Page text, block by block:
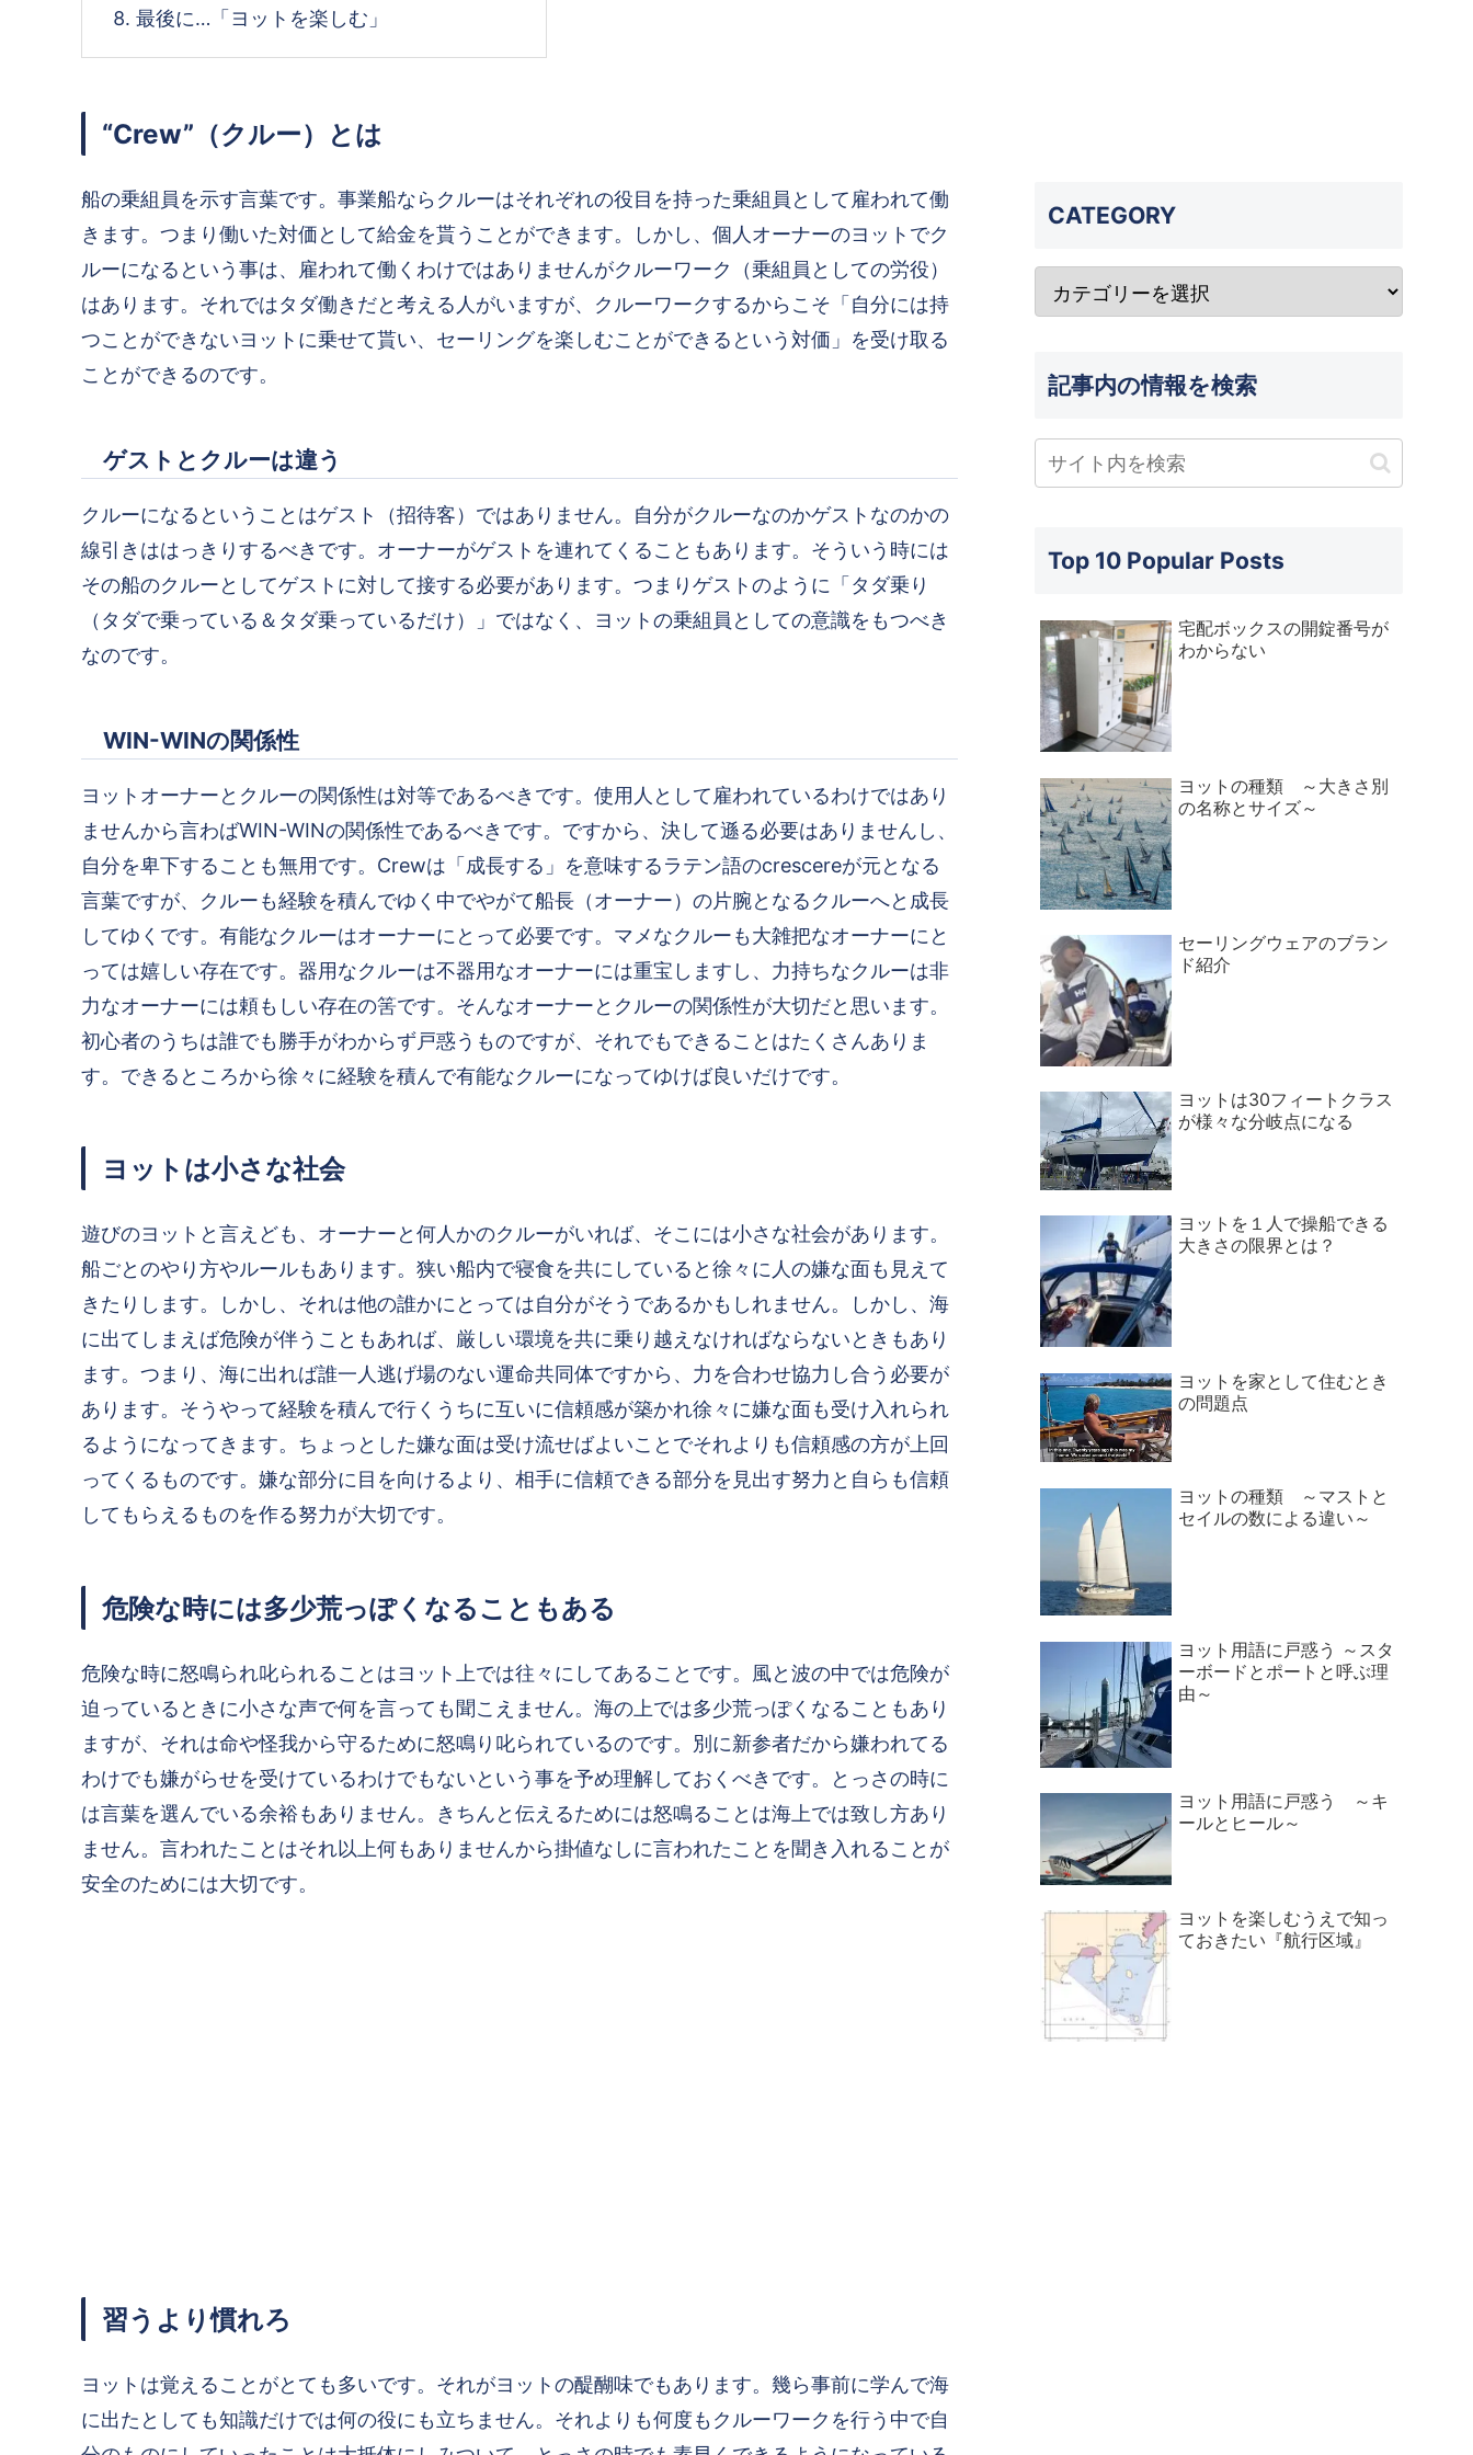
最後に…「ヨットを楽しむ」
“Crew”（クルー）とは
船の乗組員を示す言葉です。事業船ならクルーはそれぞれの役目を持った乗組員として雇われて働
きます。つまり働いた対価として給金を貰うことができます。しかし、個人オーナーのヨットでク
ルーになるという事は、雇われて働くわけではありませんがクルーワーク（乗組員としての労役）
はあります。それではタダ働きだと考える人がいますが、 クルーワークするから こそ「自分には持
つことができないヨットに乗せて貰い、セーリングを楽しむことができる という対価」を受け取る
ことができるのです。
ゲストとクルーは違う
クルーになるということはゲスト（招待客）ではありません。自分がクルーなのかゲストなのかの
線引きははっきりするべきです。オーナーがゲストを連れてくることもあります。そういう時には
その船のクルーとしてゲストに対して接する必要があります。つまりゲストのように「タダ乗り
（タダで乗っている＆タダ乗っているだけ）」ではなく、ヨットの乗組員としての意識をもつべき
なのです。
WIN-WINの関係性
ヨットオーナーとクルーの関係性は対等であるべきです。使用人として雇われているわけではあり
ませんから言わばWIN-WINの関係性であるべきです。ですから、決して遜る必要はありませんし、
自分を卑下することも無用です。Crewは「成長する」を意味するラテン語のcrescereが元となる
言葉ですが、クルーも経験を積んでゆく中でやがて船長（オーナー）の片腕となるクルーへと成長
してゆくです。有能なクルーはオーナーにとって必要です。マメなクルーも大雑把なオーナーにと
っては嬉しい存在です。器用なクルーは不器用なオーナーには重宝しますし、力持ちなクルーは非
力なオーナーには頼もしい存在の筈です。そんなオーナーとクルーの関係性が大切だと思います。
初心者のうちは誰でも勝手がわからず戸惑うものですが、それでもできることはたくさんありま
す。できるところから徐々に経験を積んで有能なクルーになってゆけば良いだけです。
ヨットは小さな社会
遊びのヨットと言えども、オーナーと何人かのクルーがいれば、そこには小さな社会があります。
船ごとのやり方やルールもあります。狭い船内で寝食を共にしていると徐々に人の嫌な面も見えて
きたりします。しかし、それは他の誰かにとっては自分がそうであるかもしれません。しかし、海
に出てしまえば危険が伴うこともあれば、厳しい環境を共に乗り越えなければならないときもあり
ます。つまり、 海に出れば誰一人逃げ場のない運命共同体ですから、力を合わせ協力し合う必要が
あります。そうやって経験を積んで行くうちに互いに信頼感が築かれ徐々に嫌な面も受け入れられ
るようになってきます。ちょっとした嫌な面は受け流せばよいことでそれよりも信頼感の方が上回
ってくるものです。嫌な部分に目を向けるより、相手に信頼できる部分を見出す努力と自らも信頼
してもらえるものを作る努力が大切です。
危険な時には多少荒っぽくなることもある
危険な時に怒鳴られ叱られることはヨット上では往々にしてあることです。風と波の中では危険が
迫っているときに小さな声で何を言っても聞こえません。海の上では多少荒っぽくなることもあり
ますが、それは命や怪我から守るために怒鳴り叱られているのです。別に新参者だから嫌われてる
わけでも嫌がらせを受けているわけでもないという事を予め理解しておくべきです。とっさの時に
は言葉を選んでいる余裕もありません。きちんと伝えるためには怒鳴ることは海上では致し方あり
ません。言われたことはそれ以上何もありませんから掛値なしに言われたことを聞き入れることが
安全のためには大切です。
習うより慣れろ
ヨットは覚えることがとても多いです。それがヨットの醍醐味でもあります。幾ら事前に学んで海
に出たとしても知識だけでは何の役にも立ちません。それよりも何度もクルーワークを行う中で自
CATEGORY
記事内の情報を検索
Top 10 Popular Posts
宅配ボックスの開錠番号が
わからない
ヨットの種類 ～大きさ別
の名称とサイズ～
セーリングウェアのブラン
ド紹介
ヨットは30フィートクラス
が様々な分岐点になる
ヨットを１人で操船できる
大きさの限界とは？
ヨットを家として住むとき
の問題点
ヨットの種類 ～マストと
セイルの数による違い～
ヨット用語に戸惑う ～スタ
ーボードとポートと呼ぶ理
由～
ヨット用語に戸惑う ～キ
ールとヒール～
ヨットを楽しむうえで知っ
ておきたい『航行区域』